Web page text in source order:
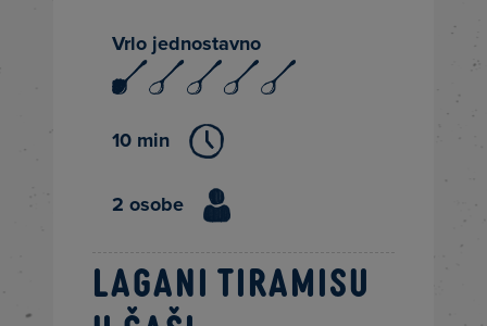
Vrlo jednostavno
10 min
2 osobe
Lagani tiramisu